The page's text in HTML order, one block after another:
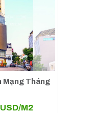
Mạng Tháng
USD/M2